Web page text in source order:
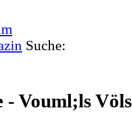
Suche:
- Vouml;ls Völs